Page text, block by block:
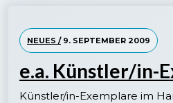
NEUES /9. SEPTEMBER 2009
e.a. Künstler/in-
Künstler/in-Exemplare im